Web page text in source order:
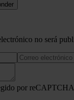
no será
por